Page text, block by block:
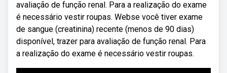
avaliação de função renal. Para a realização do exame
é necessário vestir roupas. Webse você tiver exame
de sangue (creatinina) recente (menos de 90 dias)
disponível, trazer para avaliação de função renal. Para
a realização do exame é necessário vestir roupas.